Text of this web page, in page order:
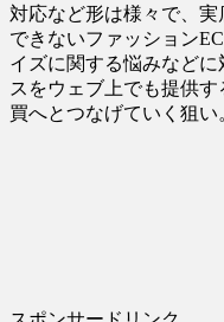
対応など形は様々で、
できないファッション
イズに関する悩みなど
スをウェブ上でも提供
買へとつなげていく狙い